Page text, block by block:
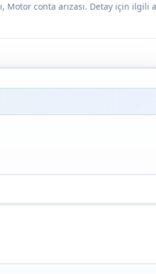
Motor conta arızası. Detay için ilgili